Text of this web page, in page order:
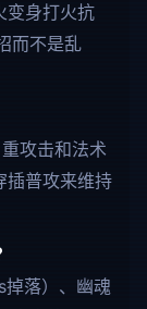
变身打火抗
而不是乱
攻击和法术
插普攻来维持
落）、幽魂